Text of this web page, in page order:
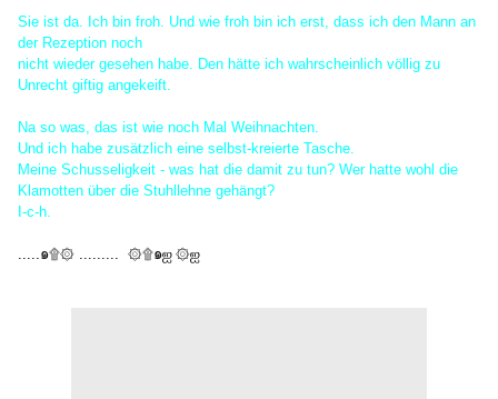
Sie ist da. Ich bin froh. Und wie froh bin ich erst, dass ich den Mann an
der Rezeption noch
nicht wieder gesehen habe. Den hätte ich wahrscheinlich völlig zu
Unrecht giftig angekeift.
Na so was, das ist wie noch Mal Weihnachten.
Und ich habe zusätzlich eine selbst-kreierte Tasche.
Meine Schusseligkeit - was hat die damit zu tun? Wer hatte wohl die
Klamotten über die Stuhllehne gehängt?
I-c-h.
.....๑۩۞ ......... ۞۩๑ஐ ۞ஐ